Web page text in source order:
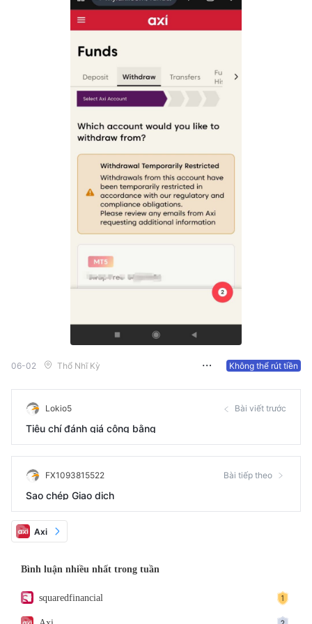
06-02 Thổ Nhĩ Kỳ Không thể rút tiền
Lokio5 Bài viết trước
Tiêu chí đánh giá công bằng
FX1093815522 Bài tiếp theo
Sao chép Giao dịch
Axi
Bình luận nhiều nhất trong tuần
squaredfinancial